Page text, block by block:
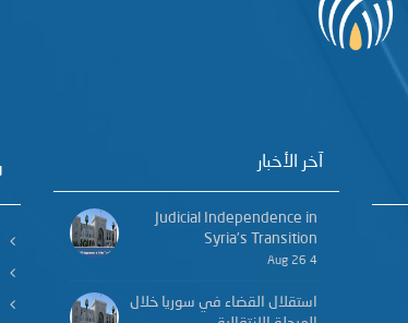
آخر الأخبار
Judicial Independence in
Syria’s Transition
4 Aug 26
استقلال القضاء في سوريا خلال